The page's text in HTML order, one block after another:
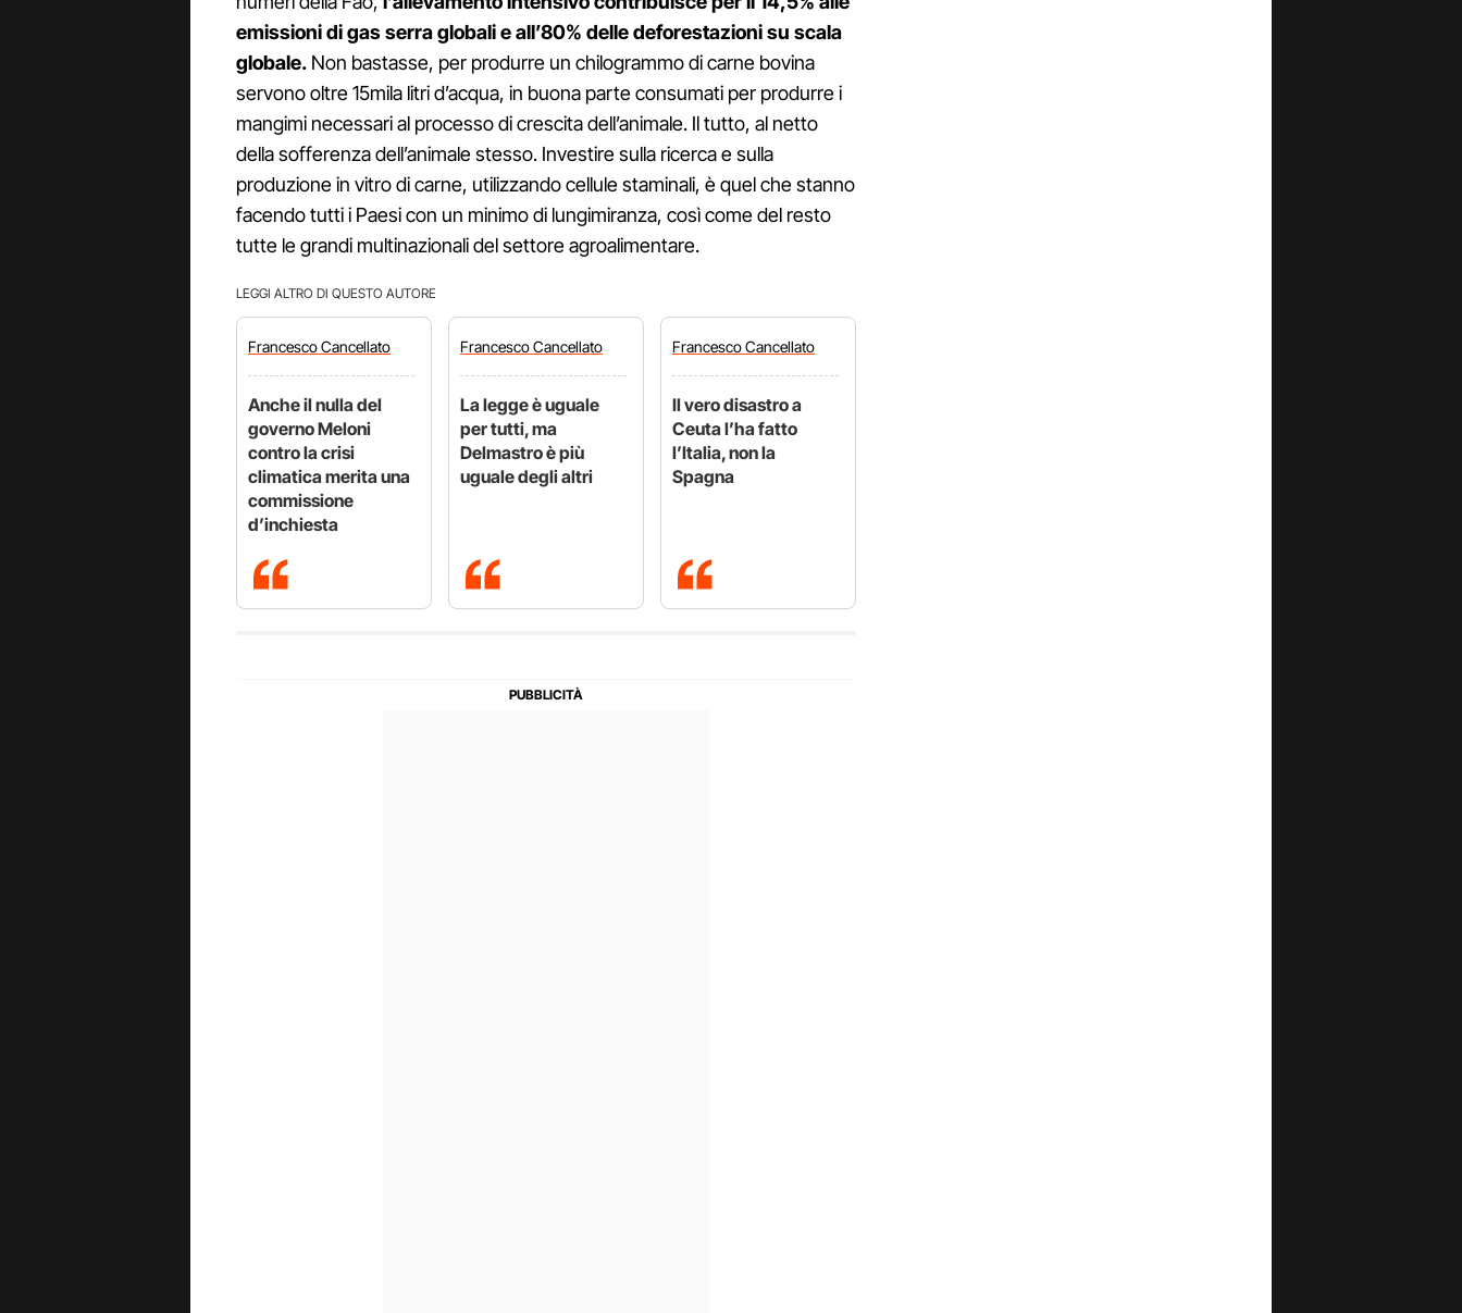
emissioni di gas serra globali e all’80% delle deforestazioni su scala
globale. Non bastasse, per produrre un chilogrammo di carne bovina
servono oltre 15mila litri d’acqua, in buona parte consumati per produrre i
mangimi necessari al processo di crescita dell’animale. Il tutto, al netto
della sofferenza dell’animale stesso. Investire sulla ricerca e sulla
produzione in vitro di carne, utilizzando cellule staminali, è quel che stanno
facendo tutti i Paesi con un minimo di lungimiranza, così come del resto
tutte le grandi multinazionali del settore agroalimentare.
LEGGI ALTRO DI QUESTO AUTORE
FrancescoCancellato
Anche il nulla del
governo Meloni
contro la crisi
climatica merita una
commissione
d’inchiesta
FrancescoCancellato
La legge è uguale
per tutti, ma
Delmastro è più
uguale degli altri
FrancescoCancellato
Il vero disastro a
Ceuta l’ha fatto
l’Italia, non la
Spagna